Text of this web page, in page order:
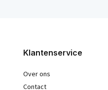
Klantenservice
Over ons
Contact